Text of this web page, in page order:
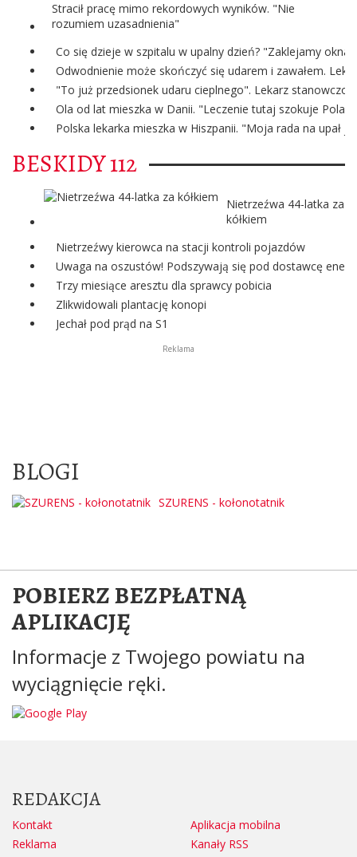
Stracił pracę mimo rekordowych wyników. "Nie
rozumiem uzasadnienia"
Co się dzieje w szpitalu w upalny dzień? "Zaklejamy
Odwodnienie może skończyć się udarem i zawałem.
"To już przedsionek udaru cieplnego". Lekarz stanowczo
Ola od lat mieszka w Danii. "Leczenie tutaj szokuje
Polska lekarka mieszka w Hiszpanii. "Moja rada na upał
BESKIDY 112
Nietrzeźwa 44-latka za
kółkiem
Nietrzeźwy kierowca na stacji kontroli pojazdów
Uwaga na oszustów! Podszywają się pod dostawcę
Trzy miesiące aresztu dla sprawcy pobicia
Zlikwidowali plantację konopi
Jechał pod prąd na S1
Reklama
BLOGI
SZURENS - kołonotatnik
POBIERZ BEZPŁATNĄ
APLIKACJĘ
Informacje z Twojego powiatu na
wyciągnięcie ręki.
REDAKCJA
Kontakt
Reklama
Aplikacja mobilna
Kanały RSS